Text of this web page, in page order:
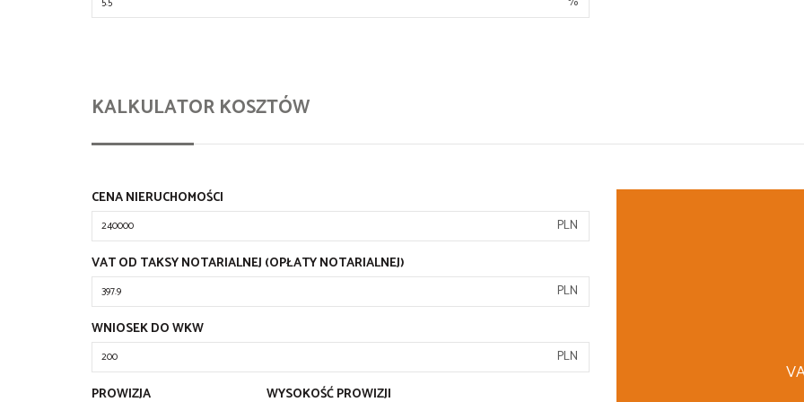
KALKULATOR KOSZTÓW
CENA NIERUCHOMOŚCI
PLN
VAT OD TAKSY NOTARIALNEJ (OPŁATY NOTARIALNEJ)
PLN
WNIOSEK DO WKW
PLN
PROWIZJA
WYSOKOŚĆ PROWIZJI